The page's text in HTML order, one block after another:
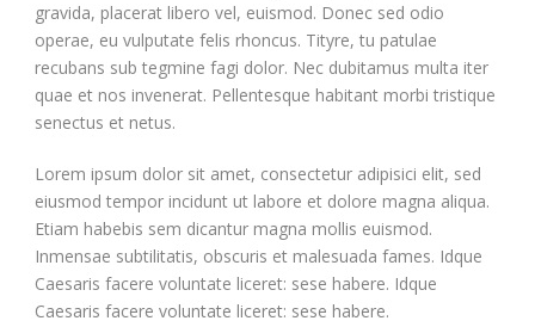
gravida, placerat libero vel, euismod. Donec sed odio
operae, eu vulputate felis rhoncus. Tityre, tu patulae
recubans sub tegmine fagi dolor. Nec dubitamus multa iter
quae et nos invenerat. Pellentesque habitant morbi tristique
senectus et netus.
Lorem ipsum dolor sit amet, consectetur adipisici elit, sed
eiusmod tempor incidunt ut labore et dolore magna aliqua.
Etiam habebis sem dicantur magna mollis euismod.
Inmensae subtilitatis, obscuris et malesuada fames. Idque
Caesaris facere voluntate liceret: sese habere. Idque
Caesaris facere voluntate liceret: sese habere.